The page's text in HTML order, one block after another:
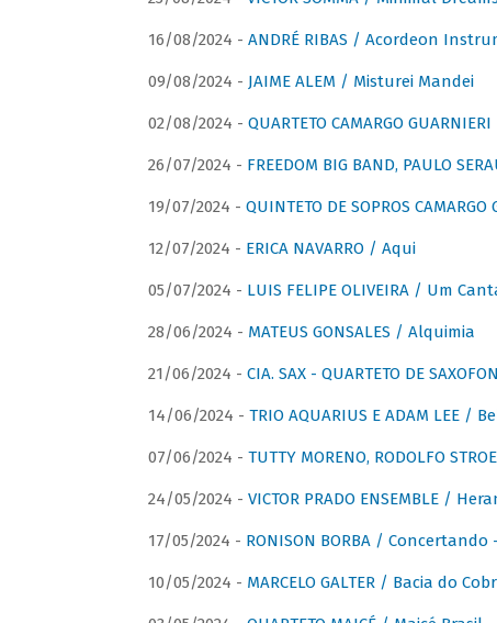
16/08/2024 - ANDRÉ RIBAS / Acordeon
09/08/2024 - JAIME ALEM / Misturei Mandei
02/08/2024 - QUARTETO CAMARGO GUARNIERI
26/07/2024 - FREEDOM BIG BAND, PAULO
19/07/2024 - QUINTETO DE SOPROS
12/07/2024 - ERICA NAVARRO / Aqui
05/07/2024 - LUIS FELIPE OLIVEIRA / Um
28/06/2024 - MATEUS GONSALES / Alquimia
21/06/2024 - CIA. SAX - QUARTETO DE
14/06/2024 - TRIO AQUARIUS E ADAM LEE
07/06/2024 - TUTTY MORENO, RODOLFO
24/05/2024 - VICTOR PRADO ENSEMBLE /
17/05/2024 - RONISON BORBA /
10/05/2024 - MARCELO GALTER / Bacia do